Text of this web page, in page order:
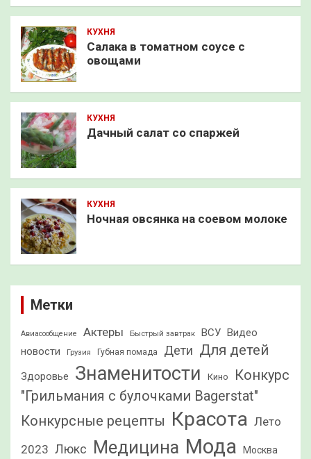
КУХНЯ
Салака в томатном соусе с
овощами
КУХНЯ
Дачный салат со спаржей
КУХНЯ
Ночная овсянка на соевом молоке
Метки
Авиасообщение Актеры Быстрый завтрак ВСУ Видео
новости
Грузия Губная помада Дети Для детей
Здоровье Знаменитости Кино
Конкурс
"Грильмания с булочками Bagerstat"
Конкурсные рецепты Красота Лето
2023 Люкс Медицина Мода Москва